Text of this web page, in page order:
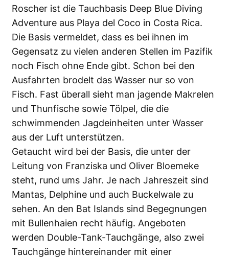
Roscher ist die Tauchbasis Deep Blue Diving
Adventure aus Playa del Coco in Costa Rica.
Die Basis vermeldet, dass es bei ihnen im
Gegensatz zu vielen anderen Stellen im Pazifik
noch Fisch ohne Ende gibt. Schon bei den
Ausfahrten brodelt das Wasser nur so von
Fisch. Fast überall sieht man jagende Makrelen
und Thunfische sowie Tölpel, die die
schwimmenden Jagdeinheiten unter Wasser
aus der Luft unterstützen.
Getaucht wird bei der Basis, die unter der
Leitung von Franziska und Oliver Bloemeke
steht, rund ums Jahr. Je nach Jahreszeit sind
Mantas, Delphine und auch Buckelwale zu
sehen. An den Bat Islands sind Begegnungen
mit Bullenhaien recht häufig. Angeboten
werden Double-Tank-Tauchgänge, also zwei
Tauchgänge hintereinander mit einer